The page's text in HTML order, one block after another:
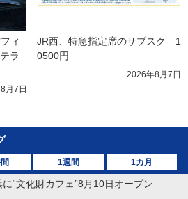
ィ
ラ
月7日
JR西、特急指定席のサブスク　1
0500円
2026年8月7日
1週間 1カ月
“文化財カフェ”8月10日オープン